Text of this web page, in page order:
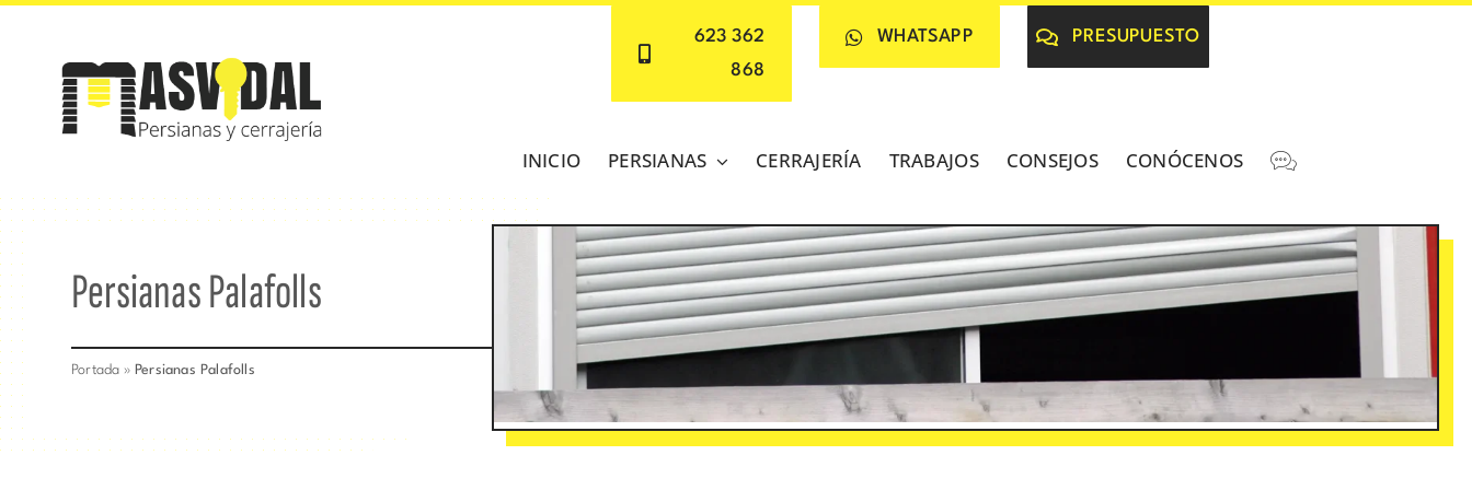
contenido
623 362
868
WHATSAPP PRESUPUESTO
INICIO PERSIANAS CERRAJERÍA TRABAJOS CONSEJOS CONÓCENOS
Persianas Palafolls
Portada » Persianas Palafolls